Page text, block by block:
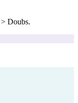
Doubs.